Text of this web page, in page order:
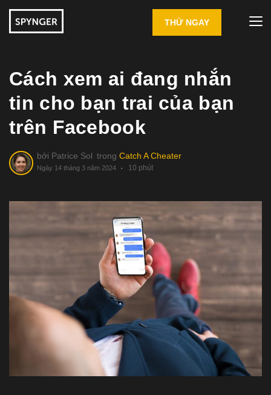
THỬ NGAY
Cách xem ai đang nhắn
tin cho bạn trai của bạn
trên Facebook
bởi Patrice Sol trong Catch A Cheater
Ngày 14 tháng 3 năm 2024 10 phút